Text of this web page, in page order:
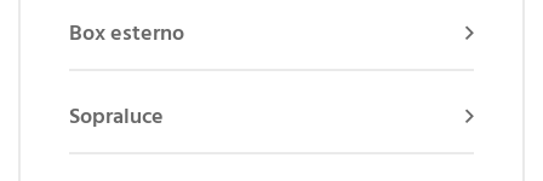
Box esterno
Sopraluce